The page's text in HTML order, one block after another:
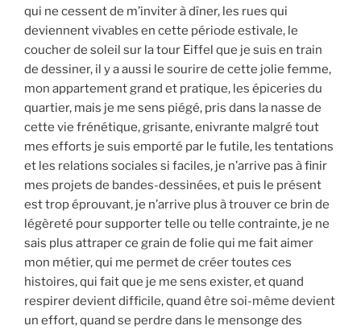
qui ne cessent de m’inviter à dîner, les rues qui
deviennent vivables en cette période estivale, le
coucher de soleil sur la tour Eiffel que je suis en train
de dessiner, il y a aussi le sourire de cette jolie femme,
mon appartement grand et pratique, les épiceries du
quartier, mais je me sens piégé, pris dans la nasse de
cette vie frénétique, grisante, enivrante malgré tout
mes efforts je suis emporté par le futile, les tentations
et les relations sociales si faciles, je n’arrive pas à finir
mes projets de bandes-dessinées, et puis le présent
est trop éprouvant, je n’arrive plus à trouver ce brin de
légèreté pour supporter telle ou telle contrainte, je ne
sais plus attraper ce grain de folie qui me fait aimer
mon métier, qui me permet de créer toutes ces
histoires, qui fait que je me sens exister, et quand
respirer devient difficile, quand être soi-même devient
un effort, quand se perdre dans le mensonge des